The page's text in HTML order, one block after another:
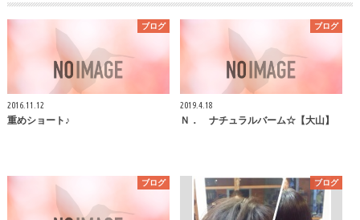
ブログ
2016.11.12
重めショート♪
ブログ
2019.4.18
Ｎ． ナチュラルバーム☆【大山】
ブログ ブログ